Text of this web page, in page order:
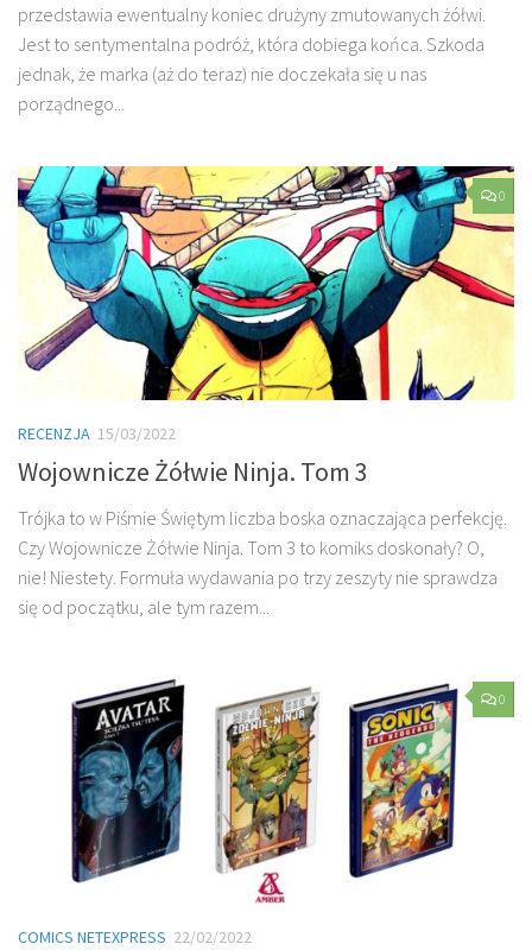
przedstawia ewentualny koniec drużyny zmutowanych żółwi.
Jest to sentymentalna podróż, która dobiega końca. Szkoda
jednak, że marka (aż do teraz) nie doczekała się u nas
porządnego...
0
RECENZJA 15/03/2022
Wojownicze Żółwie Ninja. Tom 3
Trójka to w Piśmie Świętym liczba boska oznaczająca perfekcję.
Czy Wojownicze Żółwie Ninja. Tom 3 to komiks doskonały? O,
nie! Niestety. Formuła wydawania po trzy zeszyty nie sprawdza
się od początku, ale tym razem...
0
COMICS NETEXPRESS 22/02/2022